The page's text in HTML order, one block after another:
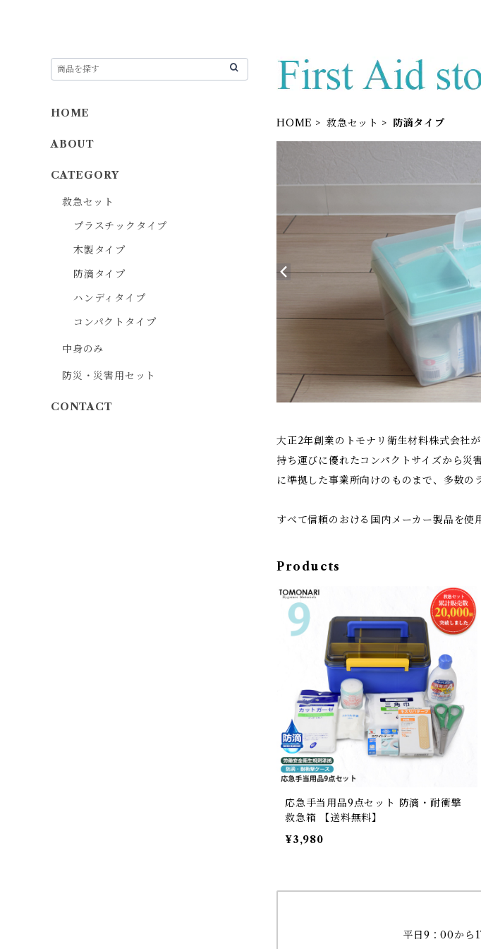
HOME 救急セット 防滴タイプ
大正2年創業のトモナリ衛生材料株式会社
持ち運びに優れたコンパクトサイズから災
に準拠した事業所向けのものまで、多数の
すべて信頼のおける国内メーカー製品を使
Products
応急手当用品9点セット 防滴・耐衝撃
救急箱 【送料無料】
¥3,980
平日9：00から
HOME
ABOUT
CATEGORY
救急セット
プラスチックタイプ
木製タイプ
防滴タイプ
ハンディタイプ
コンパクトタイプ
中身のみ
防災・災害用セット
CONTACT